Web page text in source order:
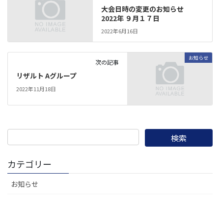
大会日時の変更のお知らせ
2022年 ９月１７日
2022年6月16日
お知らせ
次の記事
リザルト Aグループ
2022年11月18日
カテゴリー
お知らせ